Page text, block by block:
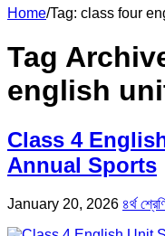
Home/Tag: class four
Tag
english
Class 4
Annual Sports
January 20, 2026 ৪র্থ